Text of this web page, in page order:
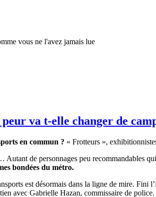
vous ne l'avez jamais lue
va t-elle changer de
en commun ? « Frotteurs »,
de personnages peu recommandables
bondées du métro.
est désormais dans la ligne de mire.
avec Gabrielle Hazan, commissaire de police.